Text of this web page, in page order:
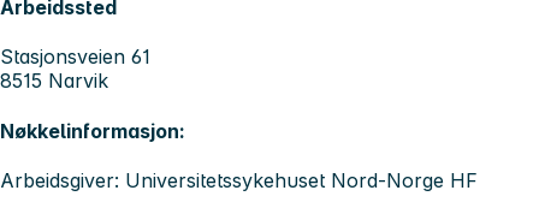
Arbeidssted
Stasjonsveien 61
8515 Narvik
Nøkkelinformasjon:
Arbeidsgiver: Universitetssykehuset Nord-Norge HF